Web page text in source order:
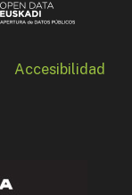
Accesibilidad